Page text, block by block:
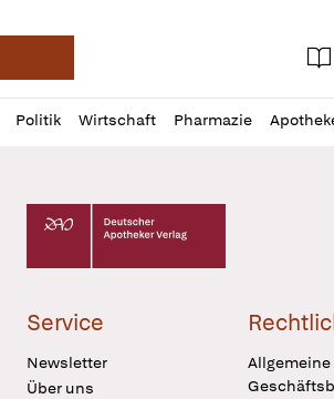
Deutsche Apotheker Zeitung
Aktuelle
login
Politik Wirtschaft Pharmazie
Profil
öffnen
Daz
Pur
Deutscher Apotheker Verlag Logo
Service
Newsletter
Über uns
Allgemeine